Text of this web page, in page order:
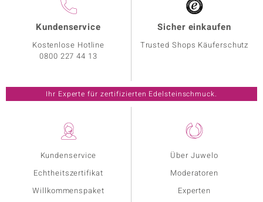
Kundenservice
Echtheitszertifikat
Willkommenspaket
Über Juwelo
Moderatoren
Experten
Kundenservice
Kostenlose Hotline
0800 227 44 13
Sicher einkaufen
Trusted Shops Käuferschutz
Ihr Experte für zertifizierten Edelsteinschmuck.